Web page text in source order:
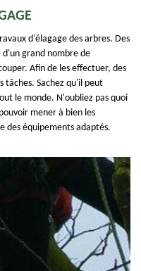
d'élagage des arbres. Des
grand nombre de
Afin de les effectuer, des
tâches. Sachez qu'il peut
le monde. N'oubliez pas quoi
mener à bien les
des équipements adaptés.